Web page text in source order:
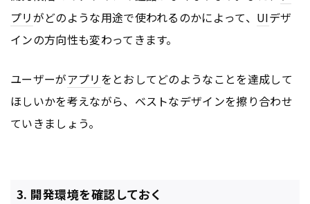
プリがどのような用途で使われるのかによって、 UIデザ
インの方向性も変わってきます。
ユーザーがアプリ をとおしてどのようなことを達成して
ほしいかを考えながら、ベストなデザインを擦り合わせ
ていきましょう。
3. 開発環境を確認しておく